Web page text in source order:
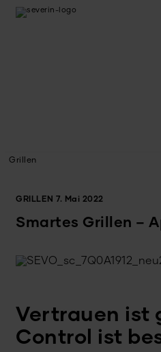
Grillen
GRILLEN 7. Mai 2022
Smartes Grillen –
Vertrauen ist
Control ist